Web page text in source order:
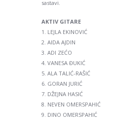
sastavi.
AKTIV GITARE
1. LEJLA EKINOVIĆ
2. AIDA AJDIN
3. ADI ZEĆO
4. VANESA ĐUKIĆ
5. ALA TALIĆ-RAŠIĆ
6. GORAN JURIĆ
7. DŽEJNA HASIĆ
8. NEVEN OMERSPAHIĆ
9. DINO OMERSPAHIĆ